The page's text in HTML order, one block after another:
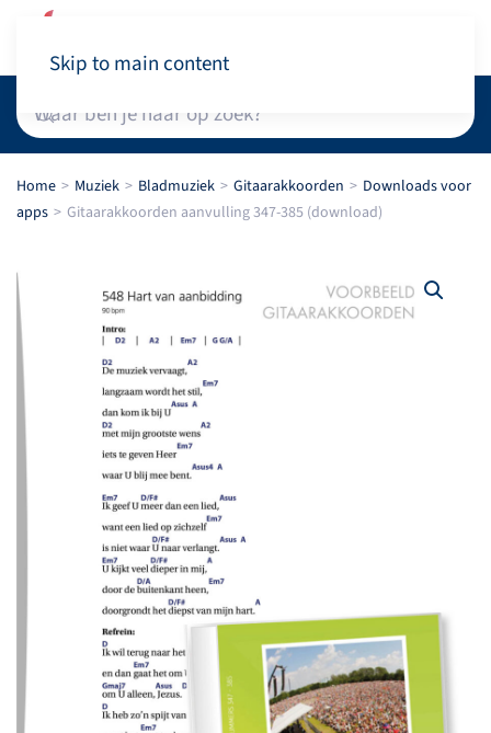
Skip to main content
Home Muziek Bladmuziek Gitaarakkoorden
Downloads voor
apps
Gitaarakkoorden aanvulling 347-385 (download)